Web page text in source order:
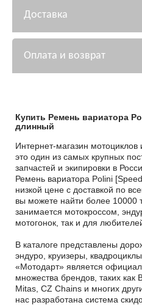
Доставка
Оплата и возврат
Купить Ремень вариатора
длинный
Интернет-магазин мотоциклов
это один из самых крупных
запчастей и экипировки в
Ремень вариатора Polini
низкой цене с доставкой по
вы можете найти более 10000
занимается мотокроссом,
мотогонок, так и для
В каталоге представлены
эндуро, круизеры,
«Мотодарт» является
множества брендов, таких как
Mitas, CZ Chains и многих
нас разработана система